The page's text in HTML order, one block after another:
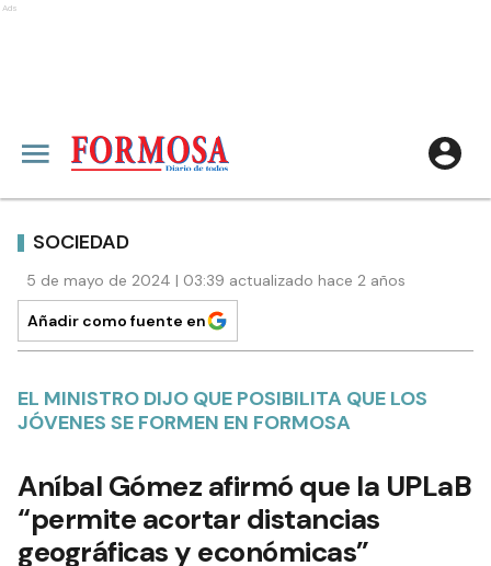
Ads
SOCIEDAD
5 de mayo de 2024 | 03:39 actualizado hace 2 años
Añadir como fuente en
EL MINISTRO DIJO QUE POSIBILITA QUE LOS
JÓVENES SE FORMEN EN FORMOSA
Aníbal Gómez afirmó que la UPLaB
“permite acortar distancias
geográficas y económicas”